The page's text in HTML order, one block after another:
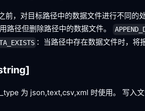
前，对目标路径中的数据文件进行不同的
路径但删除路径中的数据文件。
：当路径中存在数据文件时，将
为 json,text,csv,xml 时使用。 写入